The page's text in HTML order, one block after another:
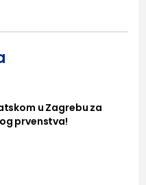
u Zagrebu za
prvenstva!